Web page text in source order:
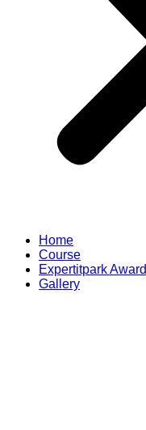
Home
Course
Expertitpark Award
Gallery